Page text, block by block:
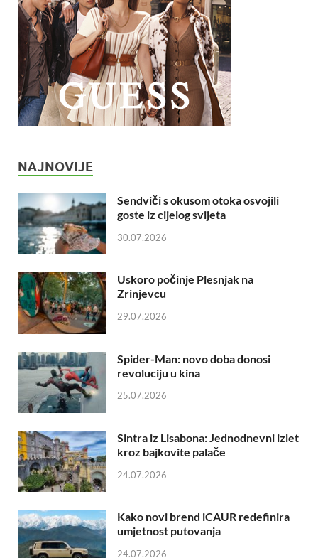
NAJNOVIJE
Sendviči s okusom otoka osvojili
goste iz cijelog svijeta
30.07.2026
Uskoro počinje Plesnjak na
Zrinjevcu
29.07.2026
Spider-Man: novo doba donosi
revoluciju u kina
25.07.2026
Sintra iz Lisabona: Jednodnevni izlet
kroz bajkovite palače
24.07.2026
Kako novi brend iCAUR redefinira
umjetnost putovanja
24.07.2026